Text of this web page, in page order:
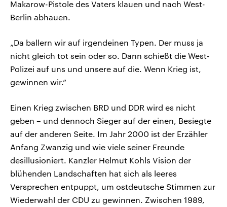
Makarow-Pistole des Vaters klauen und nach West-
Berlin abhauen.
„Da ballern wir auf irgendeinen Typen. Der muss ja
nicht gleich tot sein oder so. Dann schießt die West-
Polizei auf uns und unsere auf die. Wenn Krieg ist,
gewinnen wir.“
Einen Krieg zwischen BRD und DDR wird es nicht
geben – und dennoch Sieger auf der einen, Besiegte
auf der anderen Seite. Im Jahr 2000 ist der Erzähler
Anfang Zwanzig und wie viele seiner Freunde
desillusioniert. Kanzler Helmut Kohls Vision der
blühenden Landschaften hat sich als leeres
Versprechen entpuppt, um ostdeutsche Stimmen zur
Wiederwahl der CDU zu gewinnen. Zwischen 1989,